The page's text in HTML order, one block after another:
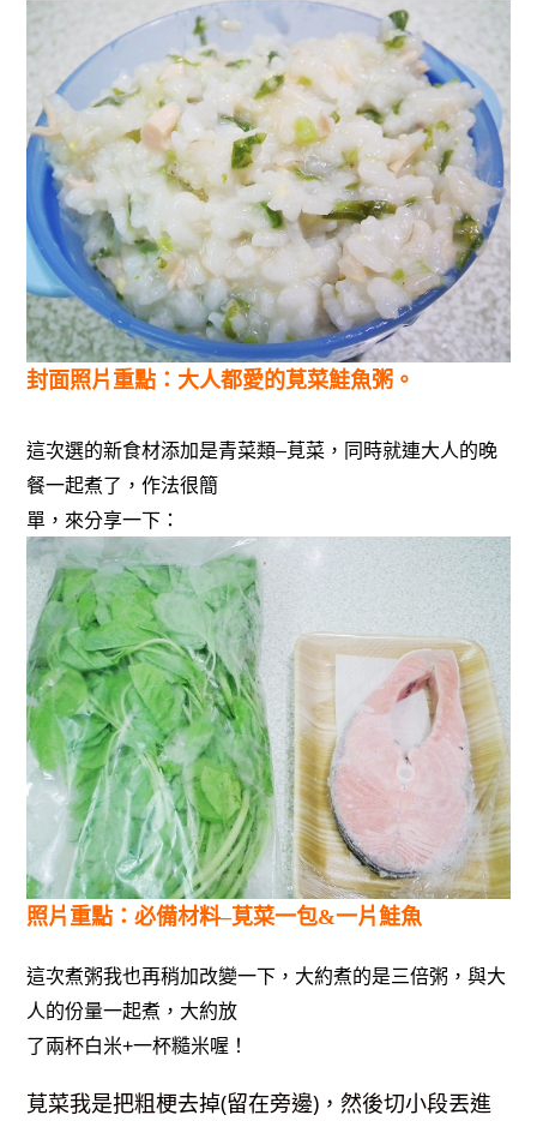
封面照片重點：大人都愛的莧菜鮭魚粥。
這次選的新食材添加是青菜類–莧菜，同時就連大人的晚
餐一起煮了，作法很簡
單，來分享一下：
照片重點：必備材料–莧菜一包&一片鮭魚
這次煮粥我也再稍加改變一下，大約煮的是三倍粥，與大
人的份量一起煮，大約放
了兩杯白米+一杯糙米喔！
莧菜我是把粗梗去掉(留在旁邊)，然後切小段丟進